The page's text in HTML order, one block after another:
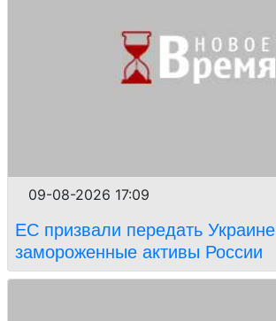
09-08-2026 17:09
ЕС призвали передать Украине
замороженные активы России